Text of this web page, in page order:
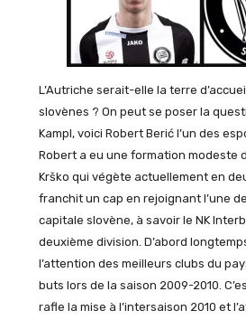
L’Autriche serait-elle la terre
slovènes ? On peut se poser la
Kampl, voici Robert Berić l’un des
Robert a eu une formation modeste
Krško qui végète actuellement en
franchit un cap en rejoignant l’une
capitale slovène, à savoir le NK
deuxième division. D’abord
l’attention des meilleurs clubs du
buts lors de la saison 2009-2010.
rafle la mise à l’intersaison 2010 et